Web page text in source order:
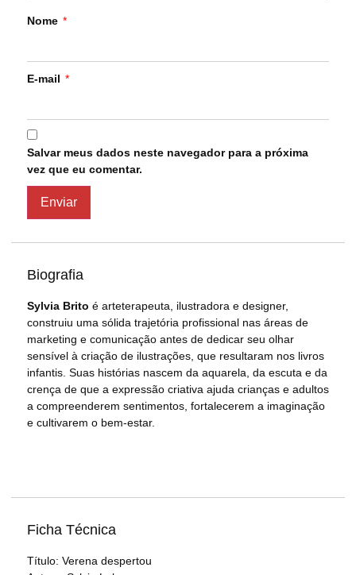
Nome *
E-mail *
Salvar meus dados neste navegador para a próxima
vez que eu comentar.
Biografia
Sylvia Brito é arteterapeuta, ilustradora e designer,
construiu uma sólida trajetória profissional nas áreas de
marketing e comunicação antes de dedicar seu olhar
sensível à criação de ilustrações, que resultaram nos livros
infantis. Suas histórias nascem da aquarela, da escuta e da
crença de que a expressão criativa ajuda crianças e adultos
a compreenderem sentimentos, fortalecerem a imaginação
e cultivarem o bem-estar.
Ficha Técnica
Título: Verena despertou